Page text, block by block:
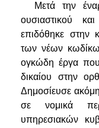
Μετά την
ουσιαστικού
επιδόθηκε στην
των νέων
ογκώδη έργα
δικαίου στην
Δημοσίευσε
σε νομικά
υπηρεσιακών